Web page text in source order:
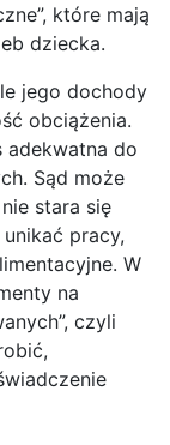
które mają
dziecka.
jego dochody
obciążenia.
adekwatna do
Sąd może
stara się
pracy,
W
na
czyli